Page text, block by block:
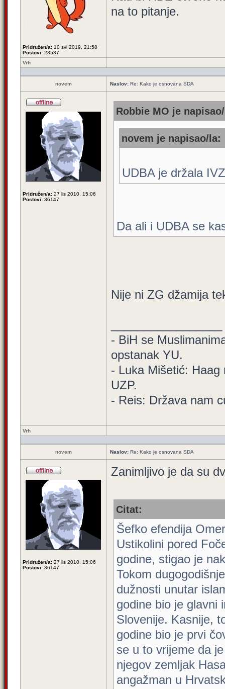
Pridružen/a: 10 svi 2019, 21:58
Postovi: 23537
na to pitanje.
Vrh
novem Naslov: Re: Kako je osnovana SDA
Pridružen/a: 27 lis 2010, 15:06
Postovi: 36147
Robbie MO je
novem je napisao/la:
UDBA je držala
Da ali i UDBA se
Nije ni ZG džamija
- BiH se
opstanak YU.
- Luka Mišetić: Haag
UZP.
- Reis: Država nam
Vrh
novem Naslov: Re: Kako je osnovana SDA
Pridružen/a: 27 lis 2010, 15:06
Postovi: 36147
Zanimljivo je da su
Citat:
Šefko efendija
Ustikolini pored
godine, stigao je
Tokom
dužnosti unutar
godine bio je glavni
Slovenije. Kasnije,
godine bio je prvi
se u to vrijeme da
njegov zemljak
angažman u